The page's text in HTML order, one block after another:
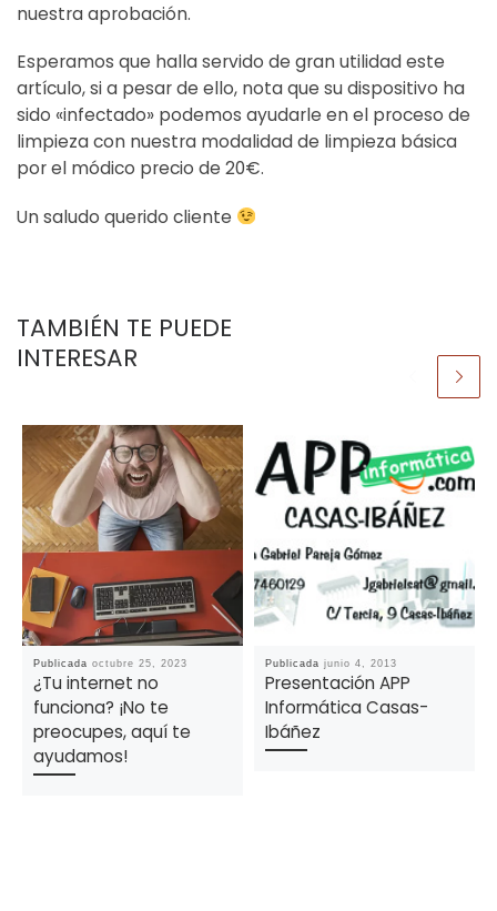
nuestra aprobación.
Esperamos que halla servido de gran utilidad este
artículo, si a pesar de ello, nota que su dispositivo ha
sido «infectado» podemos ayudarle en el proceso de
limpieza con nuestra modalidad de limpieza básica
por el módico precio de 20€.
Un saludo querido cliente
TAMBIÉN TE PUEDE
INTERESAR
Publicadaoctubre 25, 2023
¿Tu internet no
funciona? ¡No te
preocupes, aquí te
ayudamos!
Publicadajunio 4, 2013
Presentación APP
Informática Casas-
Ibáñez